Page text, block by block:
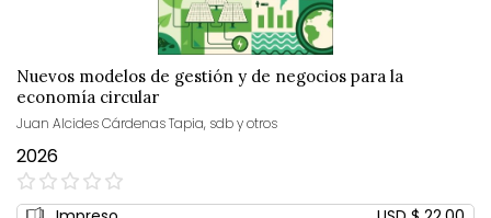
Nuevos modelos de gestión y de negocios para la
economía circular
Juan Alcides Cárdenas Tapia, sdb y otros
2026
0%